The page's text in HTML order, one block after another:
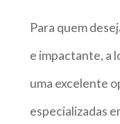
Para quem
e impactante, a
uma excelente
especializadas